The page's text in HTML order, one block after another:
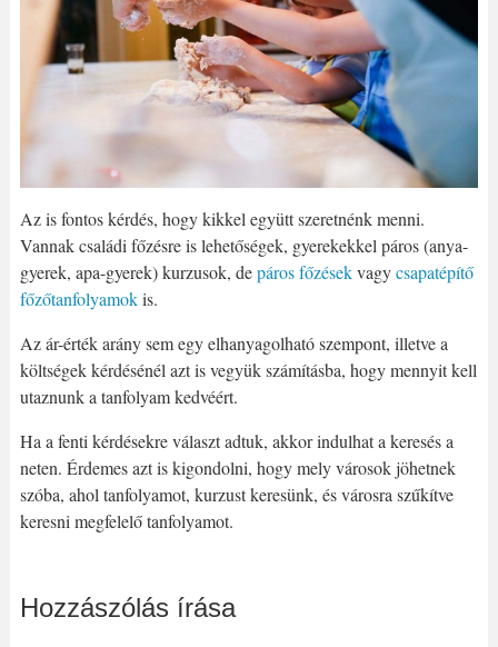
Az is fontos kérdés, hogy kikkel együtt szeretnénk menni.
Vannak családi főzésre is lehetőségek, gyerekekkel páros (anya-
gyerek, apa-gyerek) kurzusok, depáros főzésekvagycsapatépítő
főzőtanfolyamokis.
Az ár-érték arány sem egy elhanyagolható szempont, illetve a
költségek kérdésénél azt is vegyük számításba, hogy mennyit kell
utaznunk a tanfolyam kedvéért.
Ha a fenti kérdésekre választ adtuk, akkor indulhat a keresés a
neten. Érdemes azt is kigondolni, hogy mely városok jöhetnek
szóba, ahol tanfolyamot, kurzust keresünk, és városra szűkítve
keresni megfelelő tanfolyamot.
Hozzászólás írása